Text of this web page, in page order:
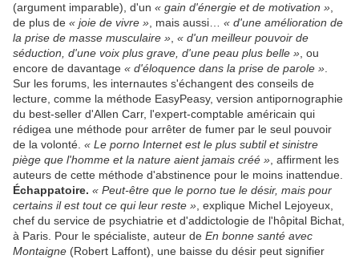
(argument imparable), d'un « gain d'énergie et de motivation »
de plus de « joie de vivre » , mais aussi… « d'une amélioration de
la prise de masse musculaire » « d'un meilleur pouvoir de
séduction, d'une voix plus grave, d'une peau plus belle » , ou
encore de davantage « d'éloquence dans la prise de parole »
Sur les forums, les internautes s'échangent des conseils de
lecture, comme la méthode EasyPeasy, version antipornographie
du best-seller d'Allen Carr, l'expert-comptable américain qui
rédigea une méthode pour arrêter de fumer par le seul pouvoir
de la volonté. « Le porno Internet est le plus subtil et sinistre
piège que l'homme et la nature aient jamais créé » , affirment les
auteurs de cette méthode d'abstinence pour le moins inattendue.
Échappatoire. « Peut-être que le porno tue le désir, mais pour
certains il est tout ce qui leur reste » , explique Michel Lejoyeux,
chef du service de psychiatrie et d'addictologie de l'hôpital Bichat,
à Paris. Pour le spécialiste, auteur de En bonne santé avec
Montaigne (Robert Laffont), une baisse du désir peut signifier